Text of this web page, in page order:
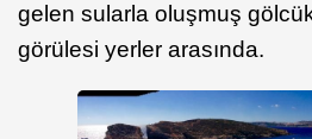
gelen sularla oluşmuş
görülesi yerler arasında.